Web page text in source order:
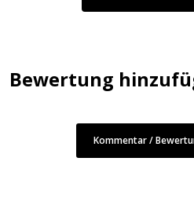
Bewertung
Kommentar /